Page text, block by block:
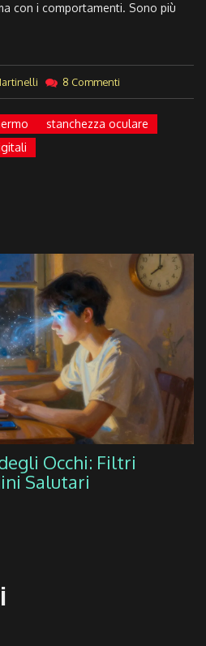
con i comportamenti. Sono più
8 Commenti
stanchezza oculare
Occhi: Filtri
Salutari